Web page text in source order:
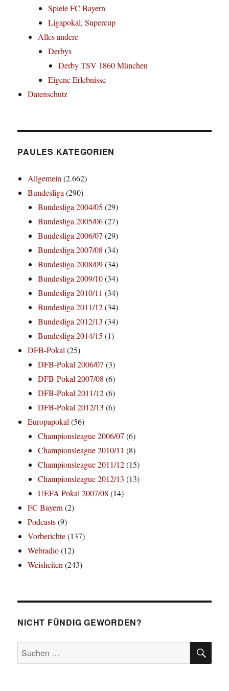
Spiele FC Bayern
Ligapokal, Supercup
Alles andere
Derbys
Derby TSV 1860 München
Eigene Erlebnisse
Datenschutz
PAULES KATEGORIEN
Allgemein(2.662)
Bundesliga(290)
Bundesliga 2004/05 (29)
Bundesliga 2005/06(27)
Bundesliga 2006/07 (29)
Bundesliga 2007/08 (34)
Bundesliga 2008/09(34)
Bundesliga 2009/10(34)
Bundesliga 2010/11 (34)
Bundesliga 2011/12(34)
Bundesliga 2012/13 (34)
Bundesliga 2014/15 (1)
DFB-Pokal(25)
DFB-Pokal 2006/07 (3)
DFB-Pokal 2007/08 (6)
DFB-Pokal 2011/12(6)
DFB-Pokal 2012/13 (6)
Europapokal(56)
Championsleague 2006/07 (6)
Championsleague 2010/11 (8)
Championsleague 2011/12(15)
Championsleague 2012/13 (13)
UEFA Pokal 2007/08 (14)
FC Bayern(2)
Podcasts(9)
Vorberichte(137)
Webradio(12)
Weisheiten(243)
NICHT FÜNDIG GEWORDEN?
Suchen
nach: